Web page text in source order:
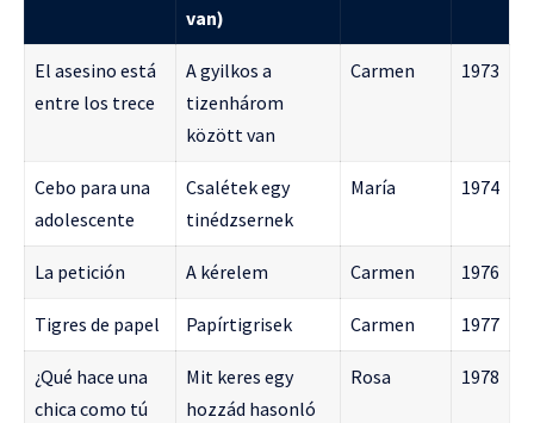
van)
El asesino está
entre los trece
A gyilkos a
tizenhárom
között van
Carmen 1973
Cebo para una
adolescente
Csalétek egy
tinédzsernek
María 1974
La petición A kérelem Carmen 1976
Tigres de papel Papírtigrisek Carmen 1977
¿Qué hace una
chica como tú
Mit keres egy
hozzád hasonló
Rosa 1978